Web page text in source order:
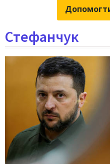
Стефанчук